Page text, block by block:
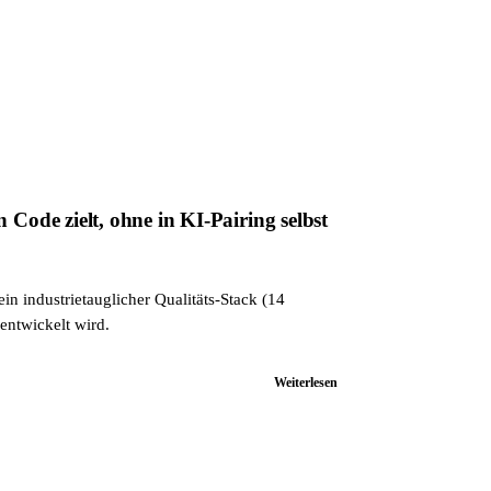
Code zielt, ohne in KI-Pairing selbst
industrietauglicher Qualitäts-Stack (14
wird.
Weiterlesen